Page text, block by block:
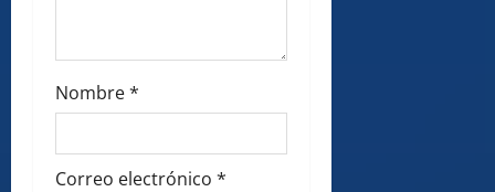
Nombre*
Correo electrónico *